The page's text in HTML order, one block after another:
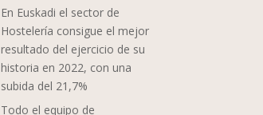
En Euskadi el sector de
Hostelería consigue el mejor
resultado del ejercicio de su
historia en 2022, con una
subida del 21,7%
Todo el equipo de